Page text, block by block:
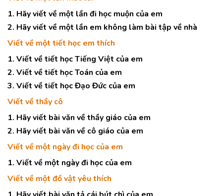
1. Hãy viết về một lần đi học muộn của em
2. Hãy viết về một lần em không làm bài tập về nhà
Viết về một tiết học em thích
1. Viết về tiết học Tiếng Việt của em
2. Viết về tiết học Toán của em
3. Viết về tiết học Đạo Đức của em
Viết về thầy cô
1. Hãy viết bài văn về thầy giáo của em
2. Hãy viết bài văn về cô giáo của em
Viết về một ngày đi học của em
1. Viết về một ngày đi học của em
Viết về một đồ vật yêu thích